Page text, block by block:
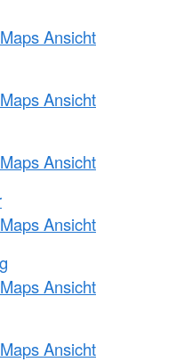
Ansicht
Ansicht
Ansicht
Ansicht
Ansicht
Ansicht